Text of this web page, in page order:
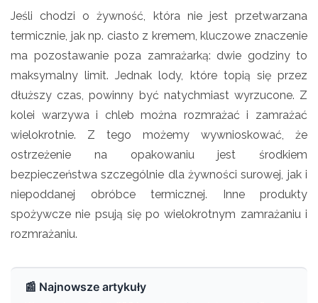
Jeśli chodzi o żywność, która nie jest przetwarzana
termicznie, jak np. ciasto z kremem, kluczowe znaczenie
ma pozostawanie poza zamrażarką: dwie godziny to
maksymalny limit. Jednak lody, które topią się przez
dłuższy czas, powinny być natychmiast wyrzucone. Z
kolei warzywa i chleb można rozmrażać i zamrażać
wielokrotnie. Z tego możemy wywnioskować, że
ostrzeżenie na opakowaniu jest środkiem
bezpieczeństwa szczególnie dla żywności surowej, jak i
niepoddanej obróbce termicznej. Inne produkty
spożywcze nie psują się po wielokrotnym zamrażaniu i
rozmrażaniu.
📰 Najnowsze artykuły